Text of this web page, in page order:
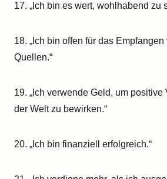
17. „Ich bin es wert, wohlhabend zu
18. „Ich bin offen für das
Quellen.“
19. „Ich verwende Geld, um positive
der Welt zu bewirken.“
20. „Ich bin finanziell erfolgreich.“